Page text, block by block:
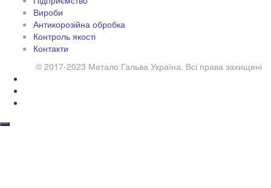
Вироби
Антикорозійна обробка
Контроль якості
Контакти
© 2017-2023 Метало Гальва Україна. Всі права захищені